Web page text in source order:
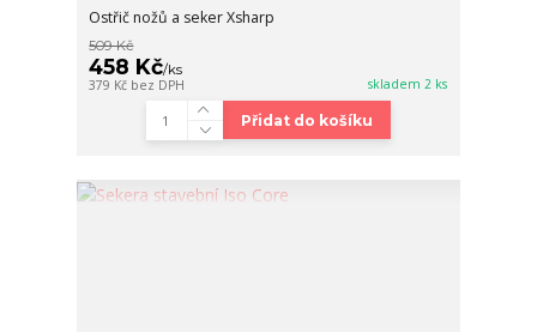
Ostřič nožů a seker Xsharp
509 Kč
458 Kč/ks
379 Kč bez DPH skladem 2 ks
Přidat do košíku